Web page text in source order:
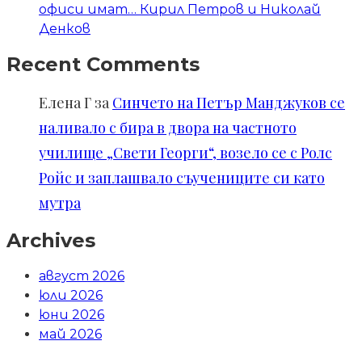
офиси имат… Кирил Петров и Николай
Денков
Recent Comments
Елена Г за Синчето на Петър Манджуков се
наливало с бира в двора на частното
училище „Свети Георги“, возело се с Ролс
Ройс и заплашвало съучениците си като
мутра
Archives
август 2026
юли 2026
юни 2026
май 2026